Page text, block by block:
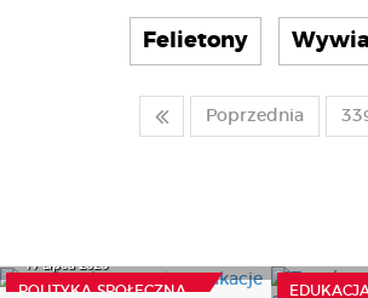
Felietony
Poprzednia
POLITYKA SPOŁECZNA
17 Lipca 2026